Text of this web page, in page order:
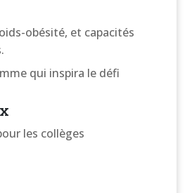
obésité, et capacités
qui inspira le défi
les collèges